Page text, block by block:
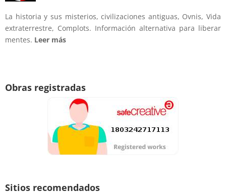
La historia y sus misterios, civilizaciones antiguas, Ovnis, Vida
extraterrestre, Complots. Información alternativa para liberar
mentes. Leer más
Obras registradas
Sitios recomendados